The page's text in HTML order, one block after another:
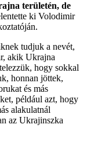
területén, de
ki Volodimir
tudjuk a nevét,
akik Ukrajna
hogy sokkal
honnan jöttek,
és más
például azt, hogy
alakulatnál
az Ukrajinszka